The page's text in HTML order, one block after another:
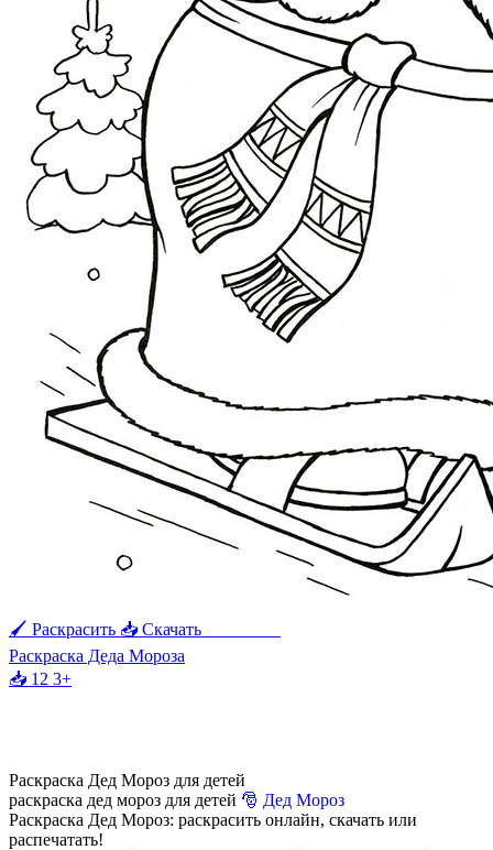
🖌 Раскрасить 📥 Скачать
Раскраска Деда Мороза
📥 12 3+
Раскраска Дед Мороз для детей
раскраска дед мороз для детей 🎅 Дед Мороз
Раскраска Дед Мороз: раскрасить онлайн, скачать или
распечатать!